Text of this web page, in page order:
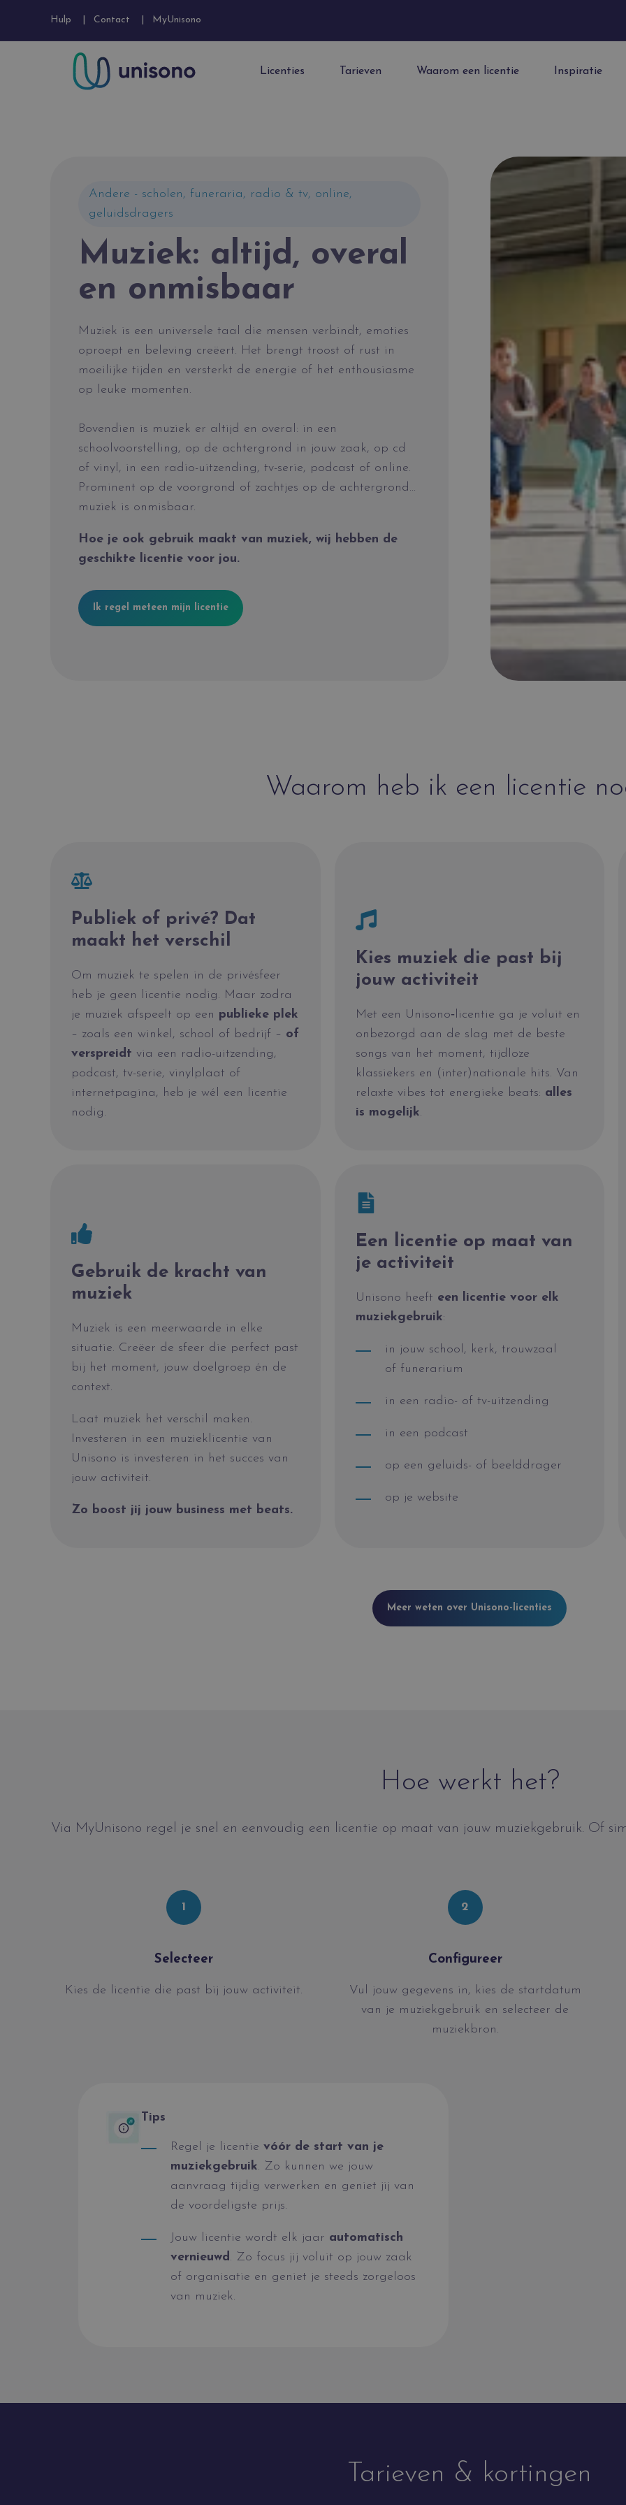
Hulp Contact MyUnisono
Licenties Tarieven Waarom een licentie Inspiratie
Andere - scholen, funeraria, radio & tv, online,
geluidsdragers
Muziek: altijd, overal
en onmisbaar
Muziek is een universele taal die mensen verbindt, emoties
oproept en beleving creëert. Het brengt troost of rust in
moeilijke tijden en versterkt de energie of het enthousiasme
op leuke momenten.
Bovendien is muziek er altijd en overal: in een
schoolvoorstelling, op de achtergrond in jouw zaak, op cd
of vinyl, in een radio-uitzending, tv-serie, podcast of online.
Prominent op de voorgrond of zachtjes op de achtergrond...
muziek is onmisbaar.
Hoe je ook gebruik maakt van muziek, wij hebben de
geschikte licentie voor jou.
Ik regel meteen mijn licentie
Waarom heb ik een licentie
Publiek of privé? Dat
maakt het verschil
Om muziek te spelen in de privésfeer
heb je geen licentie nodig. Maar zodra
je muziek afspeelt op een publieke plek
– zoals een winkel, school of bedrijf – of
verspreidt via een radio-uitzending,
podcast, tv-serie, vinylplaat of
internetpagina, heb je wél een licentie
nodig.
Kies muziek die past bij
jouw activiteit
Met een Unisono‑licentie ga je voluit en
onbezorgd aan de slag met de beste
songs van het moment, tijdloze
klassiekers en (inter)nationale hits. Van
relaxte vibes tot energieke beats: alles
is mogelijk.
Gebruik de kracht van
muziek
Muziek is een meerwaarde in elke
situatie. Creëer de sfeer die perfect past
bij het moment, jouw doelgroep én de
context.
Laat muziek het verschil maken.
Investeren in een muzieklicentie van
Unisono is investeren in het succes van
jouw activiteit.
Zo boost jij jouw business met beats.
Een licentie op maat van
je activiteit
Unisono heeft een licentie voor elk
muziekgebruik:
in jouw school, kerk, trouwzaal
of funerarium
in een radio- of tv-uitzending
in een podcast
op een geluids- of beelddrager
op je website
Meer weten over Unisono-licenties
Hoe werkt het?
Via MyUnisono regel je snel en eenvoudig een licentie op maat van jouw muziekgebruik. Of
1
Selecteer
Kies de licentie die past bij jouw activiteit.
2
Configureer
Vul jouw gegevens in, kies de startdatum
van je muziekgebruik en selecteer de
muziekbron.
Tips
Regel je licentie vóór de start van je
muziekgebruik. Zo kunnen we jouw
aanvraag tijdig verwerken en geniet jij van
de voordeligste prijs.
Jouw licentie wordt elk jaar automatisch
vernieuwd. Zo focus jij voluit op jouw zaak
of organisatie en geniet je steeds zorgeloos
van muziek.
Tarieven & kortingen